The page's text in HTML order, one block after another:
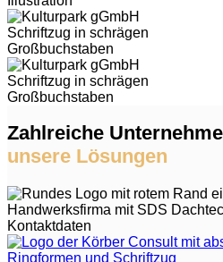
Zahlreiche
unsere Lösungen